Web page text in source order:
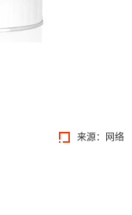
来源：网络